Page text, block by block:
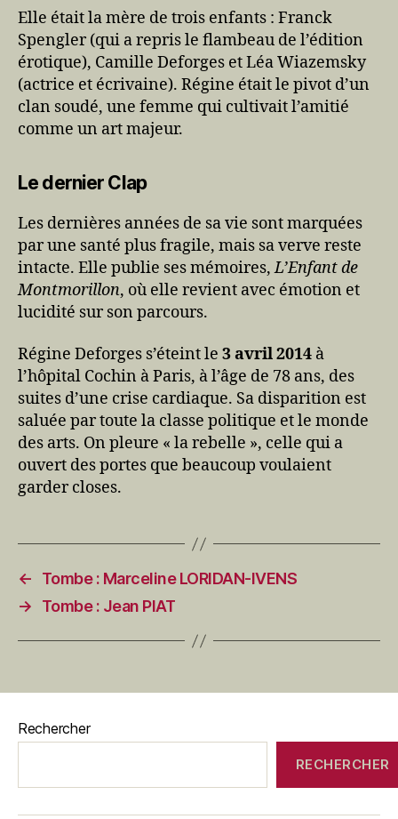
Elle était la mère de trois enfants : Franck
Spengler (qui a repris le flambeau de l’édition
érotique), Camille Deforges et Léa Wiazemsky
(actrice et écrivaine). Régine était le pivot d’un
clan soudé, une femme qui cultivait l’amitié
comme un art majeur.
Le dernier Clap
Les dernières années de sa vie sont marquées
par une santé plus fragile, mais sa verve reste
intacte. Elle publie ses mémoires,L’Enfant de
Montmorillon, où elle revient avec émotion et
lucidité sur son parcours.
Régine Deforges s’éteint le 3 avril 2014 à
l’hôpital Cochin à Paris, à l’âge de 78 ans, des
suites d’une crise cardiaque. Sa disparition est
saluée par toute la classe politique et le monde
des arts. On pleure « la rebelle », celle qui a
ouvert des portes que beaucoup voulaient
garder closes.
←
Tombe : Marceline LORIDAN-IVENS
→
Tombe : Jean PIAT
Rechercher
RECHERCHER